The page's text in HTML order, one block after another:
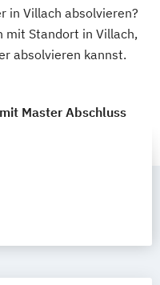
in Villach absolvieren?
mit Standort in Villach,
absolvieren kannst.
Master Abschluss